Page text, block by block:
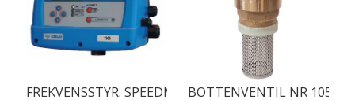
FREKVENSSTYR. SPEEDMATIC MASTER 1309 R32 MAX
BOTTENVENTIL NR 105